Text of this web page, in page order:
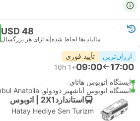
USD 48
مالیات‌ها لحاظ شده به ازای هر بزرگسال
ارزان‌ترین تأیید فوری
17:00
09:00
+1
16h
ایستگاه اتوبوس هاتای
ایستگاه اتوبوس آتاشهیر دودولو, Istanbul Anatolia
استاندارد2X1 | اتوبوس
Hatay Hediye Sen Turizm